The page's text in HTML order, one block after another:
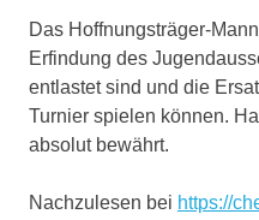
Das Hoffnungsträger-
Erfindung des
entlastet sind und die
Turnier spielen können.
absolut bewährt.
Nachzulesen bei https://